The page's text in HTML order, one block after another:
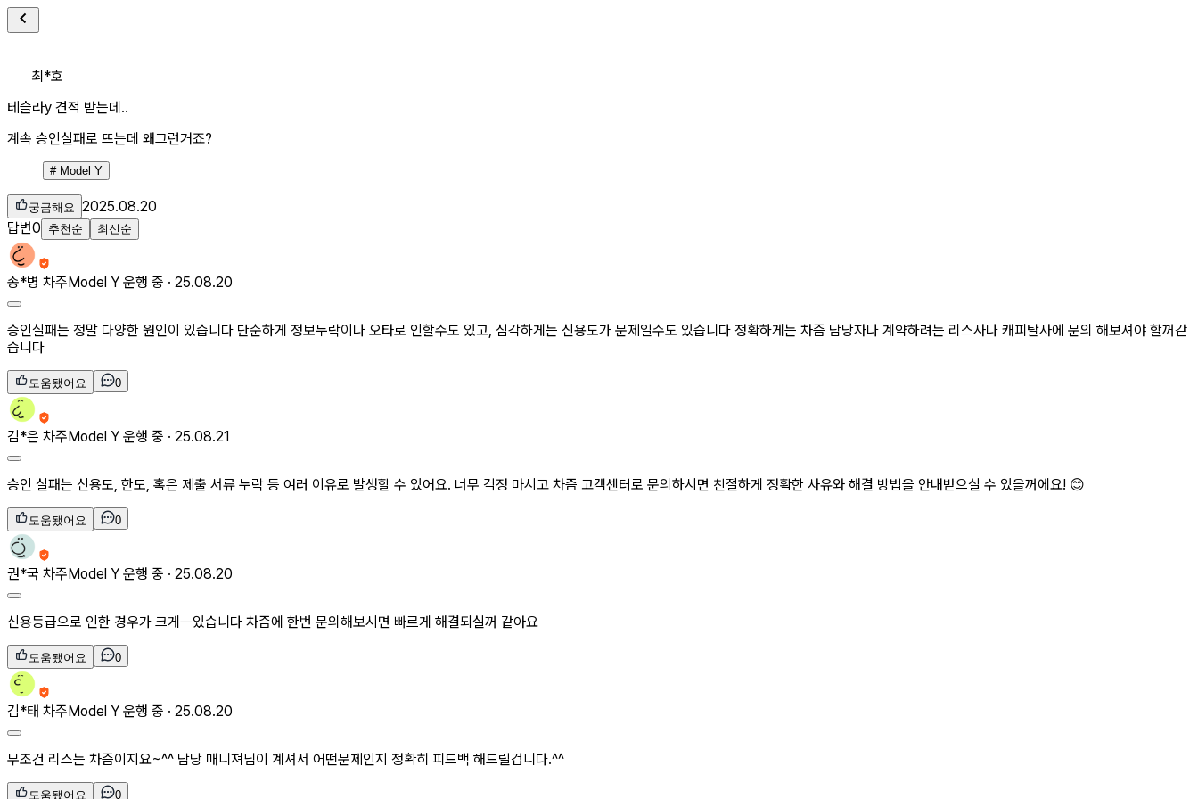
최*호
테슬라y 견적 받는데..
계속 승인실패로 뜨는데 왜그런거죠?
# Model Y
궁금해요 2025.08.20
답변0 추천순 최신순
송*병 차주Model Y 운행 중 · 25.08.20
승인실패는 정말 다양한 원인이 있습니다 단순하게 정보누락이나 오타로 인할수도 있고, 심각하게는 신용도가 문제일수도 있습니다 정확하게는 차즘 담당자나 계약하려는 리스사나 캐피탈사에 문의 해보셔야 할꺼같
습니다
도움됐어요 0
김*은 차주Model Y 운행 중 · 25.08.21
승인 실패는 신용도, 한도, 혹은 제출 서류 누락 등 여러 이유로 발생할 수 있어요. 너무 걱정 마시고 차즘 고객센터로 문의하시면 친절하게 정확한 사유와 해결 방법을 안내받으실 수 있을꺼에요! 😊
도움됐어요 0
권*국 차주Model Y 운행 중 · 25.08.20
신용등급으로 인한 경우가 크게ㅡ있습니다 차즘에 한번 문의해보시면 빠르게 해결되실꺼 같아요
도움됐어요 0
김*태 차주Model Y 운행 중 · 25.08.20
무조건 리스는 차즘이지요~^^ 담당 매니져님이 계셔서 어떤문제인지 정확히 피드백 해드릴겁니다.^^
도움됐어요 0